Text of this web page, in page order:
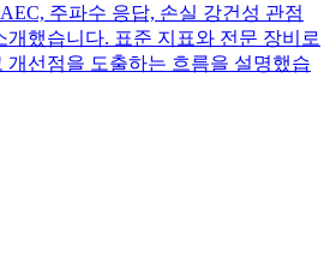
주파수 응답, 손실 강건성 관점
개했습니다. 표준 지표와 전문 장비로
개선점을 도출하는 흐름을 설명했습